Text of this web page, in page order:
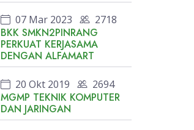
07 Mar 2023 2718
BKK SMKN2PINRANG
PERKUAT KERJASAMA
DENGAN ALFAMART
20 Okt 2019 2694
MGMP TEKNIK KOMPUTER
DAN JARINGAN